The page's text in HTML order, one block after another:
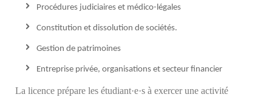
Procédures judiciaires et médico-légales
Constitution et dissolution de sociétés.
Gestion de patrimoines
Entreprise privée, organisations et secteur financier
La licence prépare les étudiant·e·s à exercer une activité